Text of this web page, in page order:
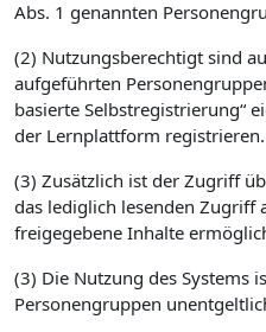
Abs. 1 genannten
(2) Nutzungsberechtigt sind
aufgeführten
basierte Selbstregistrierung“
der Lernplattform registrieren.
(3) Zusätzlich ist der Zugriff
das lediglich lesenden Zugriff
freigegebene Inhalte
(3) Die Nutzung des Systems
Personengruppen